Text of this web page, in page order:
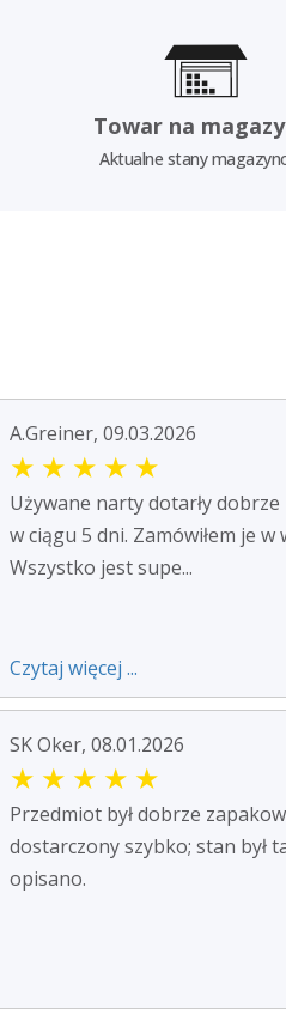
Towar na
Aktualne stany
A.Greiner, 09.03.2026
★ ★ ★ ★ ★
Używane narty dotarły
w ciągu 5 dni. Zamówiłem je w
Wszystko jest supe...
Czytaj więcej ...
SK Oker, 08.01.2026
★ ★ ★ ★ ★
Przedmiot był dobrze
dostarczony szybko; stan był
opisano.